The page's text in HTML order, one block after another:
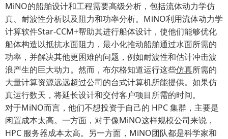
MiNO的船舶设计和工程需要高级分析，包括流体动力学仿
真、耐波性分析以及阻力和功率分析。MiNO利用流体动力学
计算软件Star-CCM+帮助其进行船体设计，使他们能够优化
船体构造以抵抗水面阻力，最小化推动船舶通过水面所需的
功率，并解决其他更困难的问题，例如耐波性和估计冲击波
浪产生的巨大动力。然而，布尔格知道运行这些仿真所需的
大量计算资源远远超过公司的台式计算机所能提供。如果仿
真运行数天，将延长设计和交付客户项目所需的时间。
对于MiNO而言，他们不想投资于自己的 HPC 集群，主要是
闲置成本太高。一方面，对于像MiNO这样规模公司来说，
HPC 服务器成本太高。另一方面，MiNO团队都是科学家和